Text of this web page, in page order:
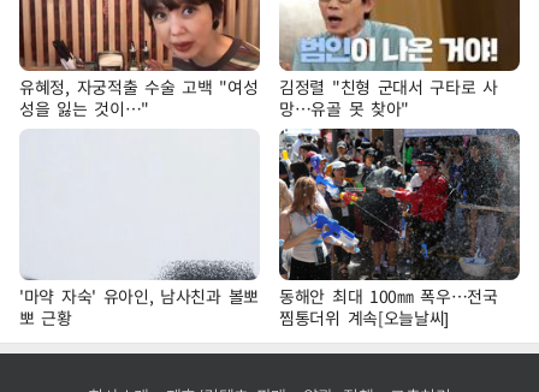
유혜정, 자궁적출 수술 고백 "여성
성을 잃는 것이…"
김정렬 "친형 군대서 구타로 사
망…유골 못 찾아"
'마약 자숙' 유아인, 남사친과 볼뽀
뽀 근황
동해안 최대 100㎜ 폭우…전국
찜통더위 계속[오늘날씨]